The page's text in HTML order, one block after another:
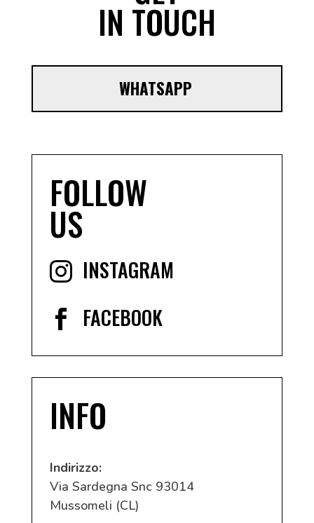
IN TOUCH
WHATSAPP
FOLLOW
US
 INSTAGRAM
 FACEBOOK
INFO
Indirizzo:
Via Sardegna Snc 93014
Mussomeli (CL)